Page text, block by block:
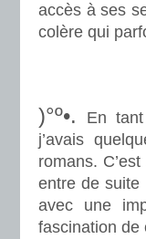
accès à ses
colère qui
)°º•.
En
j’avais
romans.
entre de suite
avec une
fascination de